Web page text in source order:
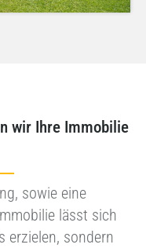
wir Ihre Immobilie
sowie eine
lässt sich
erzielen, sondern